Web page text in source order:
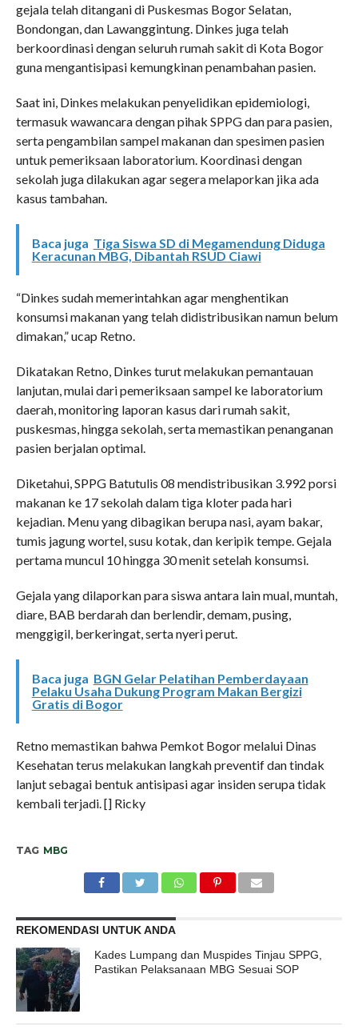
gejala telah ditangani di Puskesmas Bogor Selatan,
Bondongan, dan Lawanggintung. Dinkes juga telah
berkoordinasi dengan seluruh rumah sakit di Kota Bogor
guna mengantisipasi kemungkinan penambahan pasien.
Saat ini, Dinkes melakukan penyelidikan epidemiologi,
termasuk wawancara dengan pihak SPPG dan para pasien,
serta pengambilan sampel makanan dan spesimen pasien
untuk pemeriksaan laboratorium. Koordinasi dengan
sekolah juga dilakukan agar segera melaporkan jika ada
kasus tambahan.
Baca juga Tiga Siswa SD di Megamendung Diduga
Keracunan MBG, Dibantah RSUD Ciawi
“Dinkes sudah memerintahkan agar menghentikan
konsumsi makanan yang telah didistribusikan namun belum
dimakan,” ucap Retno.
Dikatakan Retno, Dinkes turut melakukan pemantauan
lanjutan, mulai dari pemeriksaan sampel ke laboratorium
daerah, monitoring laporan kasus dari rumah sakit,
puskesmas, hingga sekolah, serta memastikan penanganan
pasien berjalan optimal.
Diketahui, SPPG Batutulis 08 mendistribusikan 3.992 porsi
makanan ke 17 sekolah dalam tiga kloter pada hari
kejadian. Menu yang dibagikan berupa nasi, ayam bakar,
tumis jagung wortel, susu kotak, dan keripik tempe. Gejala
pertama muncul 10 hingga 30 menit setelah konsumsi.
Gejala yang dilaporkan para siswa antara lain mual, muntah,
diare, BAB berdarah dan berlendir, demam, pusing,
menggigil, berkeringat, serta nyeri perut.
Baca juga BGN Gelar Pelatihan Pemberdayaan
Pelaku Usaha Dukung Program Makan Bergizi
Gratis di Bogor
Retno memastikan bahwa Pemkot Bogor melalui Dinas
Kesehatan terus melakukan langkah preventif dan tindak
lanjut sebagai bentuk antisipasi agar insiden serupa tidak
kembali terjadi. [] Ricky
TAG MBG
REKOMENDASI UNTUK ANDA
Kades Lumpang dan Muspides Tinjau SPPG,
Pastikan Pelaksanaan MBG Sesuai SOP